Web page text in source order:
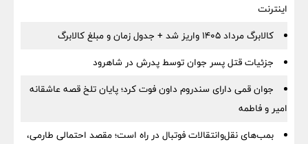
اینترنت
کالابرگ مرداد ۱۴۰۵ واریز شد + جدول زمان و مبلغ کالابرگ
جزئیات قتل پسر جوان توسط پدرش در شاهرود
جوان قمی دارای سندروم داون فوت کرد؛ پایان تلخ قصه عاشقانه
امیر و فاطمه
بمب‌های نقل‌وانتقالات فوتبال در راه است؛ مقصد احتمالی طارمی،